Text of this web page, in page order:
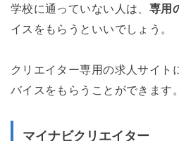
学校に通っていない人は、 専用
イスをもらうといいでしょう。
クリエイター専用の求人サイト
バイスをもらうことができます。
マイナビクリエイター